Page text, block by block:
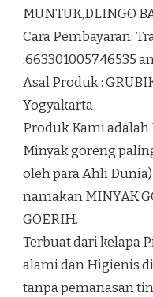
MUNTUK,DLINGO
Cara Pembayaran:
:663301005746535
Asal Produk :
Yogyakarta
Produk Kami adalah
Minyak goreng
oleh para Ahli
namakan MINYAK
GOERIH.
Terbuat dari kelapa
alami dan Higienis
tanpa pemanasan